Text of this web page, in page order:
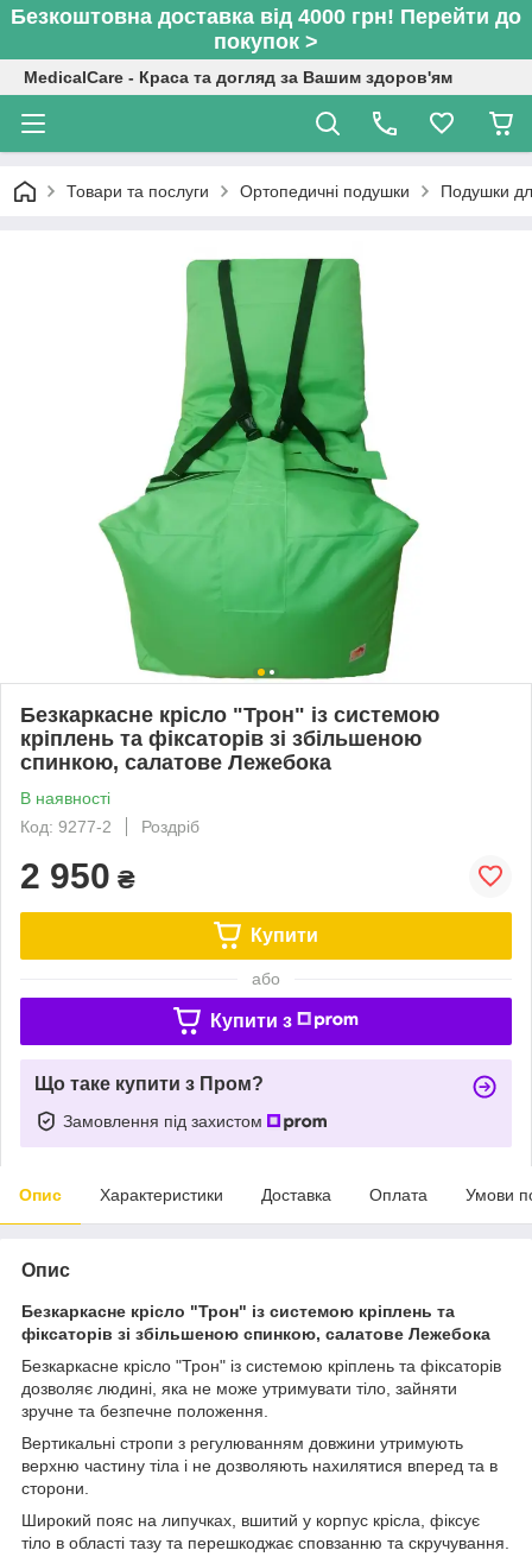
Безкоштовна доставка від 4000 грн! Перейти до
покупок >
MedicalCare - Краса та догляд за Вашим здоров'ям
Товари та послуги Ортопедичні подушки Подушки
Безкаркасне крісло "Трон" із системою
кріплень та фіксаторів зі збільшеною
спинкою, салатове Лежебока
В наявності
Код: 9277-2
Роздріб
2 950 ₴
Купити
або
Купити з
Що таке купити з Пром?
Замовлення під захистом
Опис Характеристики Доставка Оплата Умови
Опис
Безкаркасне крісло "Трон" із системою кріплень та
фіксаторів зі збільшеною спинкою, салатове Лежебока
Безкаркасне крісло "Трон" із системою кріплень та фіксаторів
дозволяє людині, яка не може утримувати тіло, зайняти
зручне та безпечне положення.
Вертикальні стропи з регулюванням довжини утримують
верхню частину тіла і не дозволяють нахилятися вперед та в
сторони.
Широкий пояс на липучках, вшитий у корпус крісла, фіксує
тіло в області тазу та перешкоджає сповзанню та скручування.